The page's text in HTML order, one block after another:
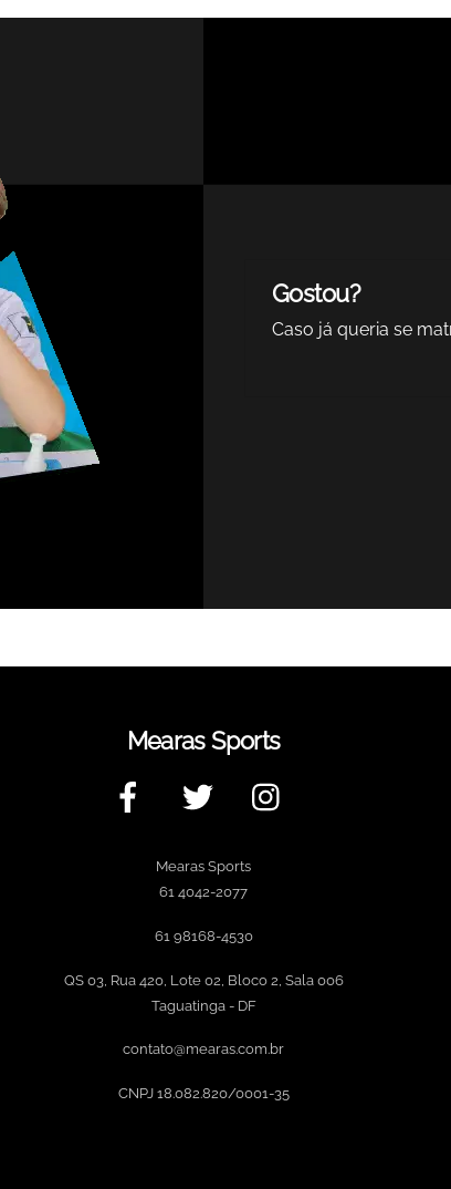
Gostou?
Caso já queria se
Mearas Sports
Facebook Twitter
Mearas Sports
61 4042-2077
61 98168-4530
QS 03, Rua 420, Lote 02, Bloco 2, Sala 006
Taguatinga - DF
contato@mearas.com.br
CNPJ 18.082.820/0001-35